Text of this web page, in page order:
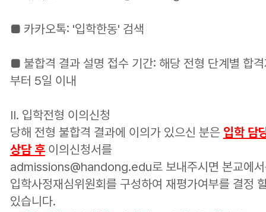
■ 카카오톡: '입학한동' 검색
■ 불합격 결과 설명 접수 기간: 해당 전형 단계별 합
부터 5일 이내
Ⅱ. 입학전형 이의신청
당해 전형 불합격 결과에 이의가 있으신 분은 입학 담
상담 후 이의신청서를
admissions@handong.edu로 보내주시면 본교에
입학사정재심위원회를 구성하여 재평가여부를 결정
있습니다.